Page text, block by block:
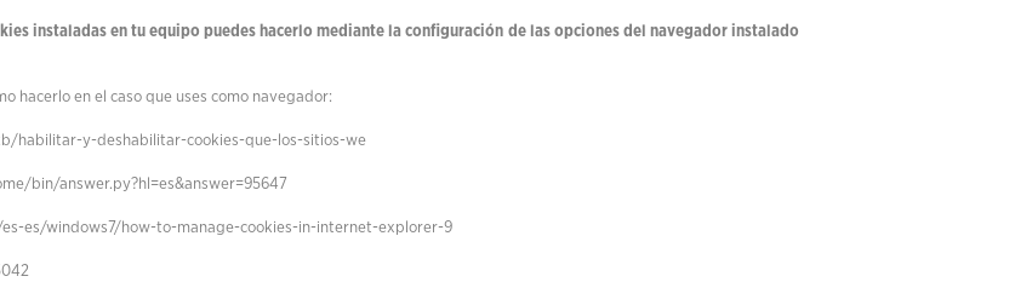
instaladas en tu equipo puedes hacerlo mediante la configuración de las opciones del navegador instalado
hacerlo en el caso que uses como navegador:
habilitar-y-deshabilitar-cookies-que-los-sitios-we
bin/answer.py?hl=es&answer=95647
es/windows7/how-to-manage-cookies-in-internet-explorer-9